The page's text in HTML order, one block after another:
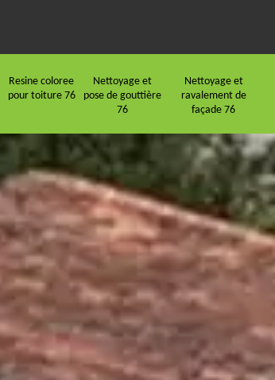
Resine coloree
pour toiture 76
Nettoyage et
pose de gouttière
76
Nettoyage et
ravalement de
façade 76